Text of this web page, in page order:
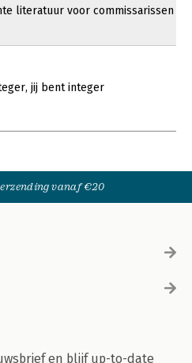
literatuur voor commissarissen
jij bent integer
vanaf €20
en blijf up-to-date